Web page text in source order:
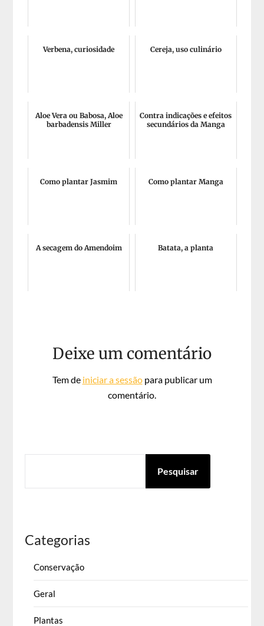
Verbena, curiosidade Cereja, uso culinário
Aloe Vera ou Babosa, Aloe
barbadensis Miller
Contra indicações e efeitos
secundários da Manga
Como plantar Jasmim Como plantar Manga
A secagem do Amendoim Batata, a planta
Deixe um comentário
Tem de iniciar a sessãopara publicar um
comentário.
Pesquisar
Categorias
Conservação
Geral
Plantas